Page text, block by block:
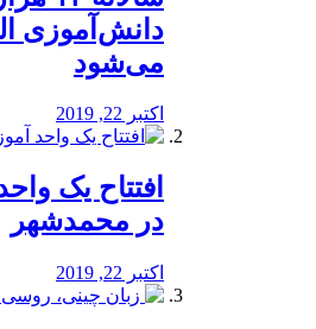
دانش‌آموزی
می‌شود
اکتبر 22, 2019
افتتاح یک
در محمدشهر
اکتبر 22, 2019